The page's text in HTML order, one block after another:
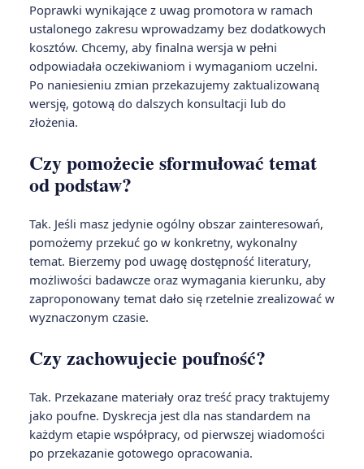
Poprawki wynikające z uwag promotora w ramach
ustalonego zakresu wprowadzamy bez dodatkowych
kosztów. Chcemy, aby finalna wersja w pełni
odpowiadała oczekiwaniom i wymaganiom uczelni.
Po naniesieniu zmian przekazujemy zaktualizowaną
wersję, gotową do dalszych konsultacji lub do
złożenia.
Czy pomożecie sformułować temat
od podstaw?
Tak. Jeśli masz jedynie ogólny obszar zainteresowań,
pomożemy przekuć go w konkretny, wykonalny
temat. Bierzemy pod uwagę dostępność literatury,
możliwości badawcze oraz wymagania kierunku, aby
zaproponowany temat dało się rzetelnie zrealizować w
wyznaczonym czasie.
Czy zachowujecie poufność?
Tak. Przekazane materiały oraz treść pracy traktujemy
jako poufne. Dyskrecja jest dla nas standardem na
każdym etapie współpracy, od pierwszej wiadomości
po przekazanie gotowego opracowania.